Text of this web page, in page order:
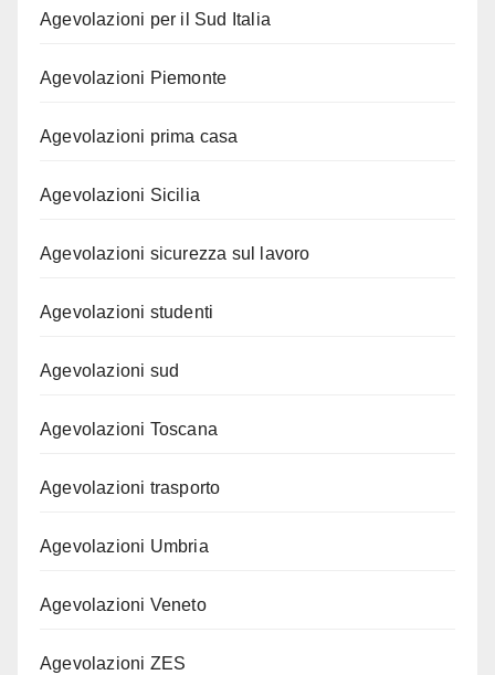
Agevolazioni per il Sud Italia
Agevolazioni Piemonte
Agevolazioni prima casa
Agevolazioni Sicilia
Agevolazioni sicurezza sul lavoro
Agevolazioni studenti
Agevolazioni sud
Agevolazioni Toscana
Agevolazioni trasporto
Agevolazioni Umbria
Agevolazioni Veneto
Agevolazioni ZES